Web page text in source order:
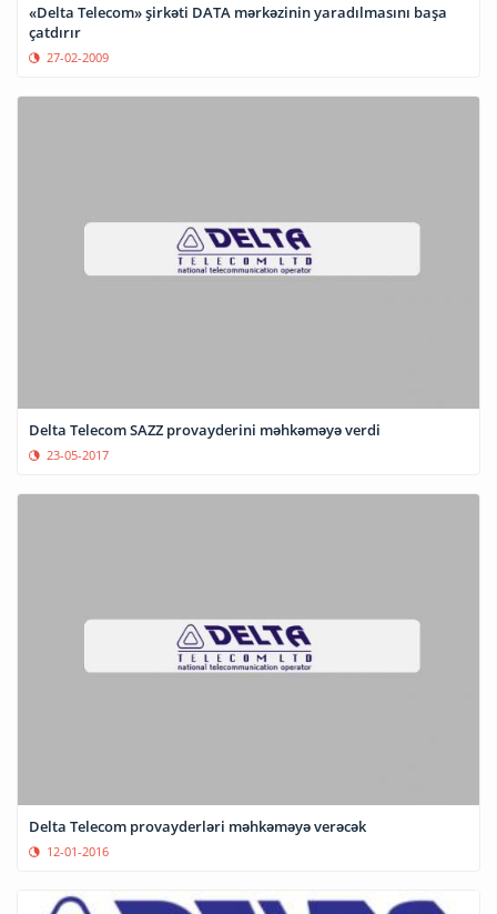
«Delta Telecom» şirkəti DATA mərkəzinin yaradılmasını başa
çatdırır
27-02-2009
Delta Telecom SAZZ provayderini məhkəməyə verdi
23-05-2017
Delta Telecom provayderləri məhkəməyə verəcək
12-01-2016